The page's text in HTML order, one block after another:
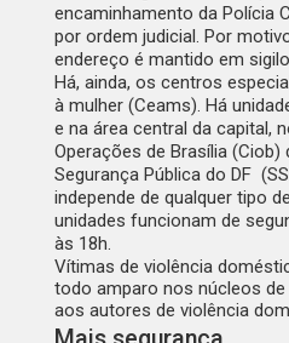
encaminhamento da Polícia
por ordem judicial. Por
endereço é mantido em
Há, ainda, os centros
à mulher (Ceams). Há
e na área central da capital,
Operações de Brasília (Ciob)
Segurança Pública do DF
independe de qualquer tipo
unidades funcionam de
às 18h.
Vítimas de violência
todo amparo nos núcleos
aos autores de violência